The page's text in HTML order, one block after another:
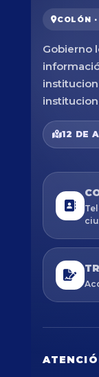
COLÓN
Gobierno
12 DE